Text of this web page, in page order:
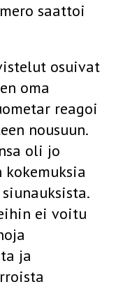
saattoi
osuivat
oma
reagoi
nousuun.
oli jo
ei voitu
ja